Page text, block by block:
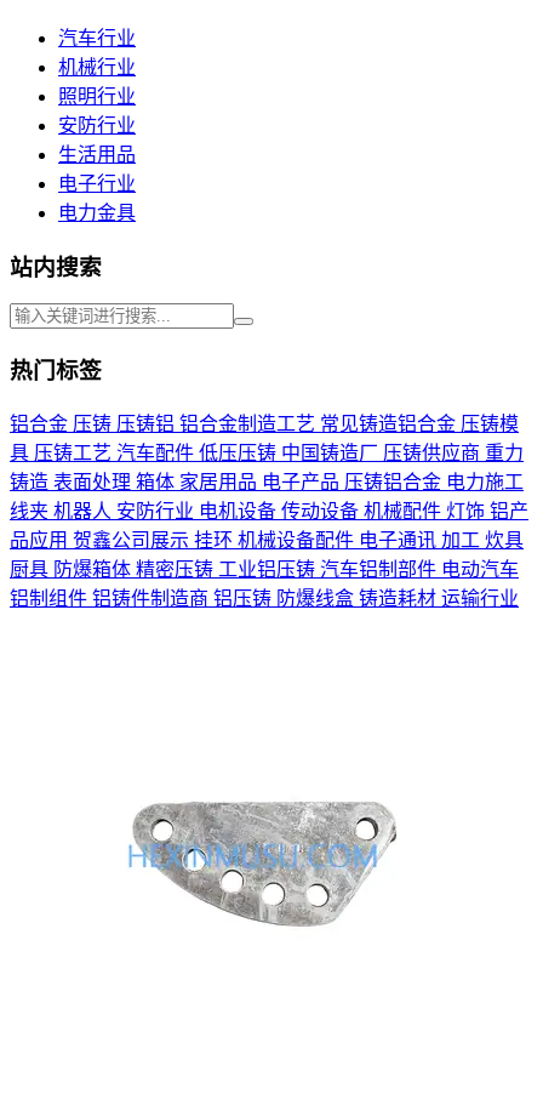
汽车行业
机械行业
照明行业
安防行业
生活用品
电子行业
电力金具
站内搜索
热门标签
铝合金 压铸 压铸铝 铝合金制造工艺 常见铸造铝合金 压铸模
具 压铸工艺 汽车配件 低压压铸 中国铸造厂 压铸供应商 重力
铸造 表面处理 箱体 家居用品 电子产品 压铸铝合金 电力施工
线夹 机器人 安防行业 电机设备 传动设备 机械配件 灯饰 铝产
品应用 贺鑫公司展示 挂环 机械设备配件 电子通讯 加工 炊具
厨具 防爆箱体 精密压铸 工业铝压铸 汽车铝制部件 电动汽车
铝制组件 铝铸件制造商 铝压铸 防爆线盒 铸造耗材 运输行业